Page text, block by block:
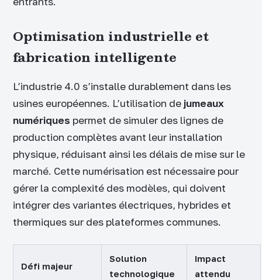
Optimisation industrielle et
fabrication intelligente
L’industrie 4.0 s’installe durablement dans les
usines européennes. L’utilisation de jumeaux
numériques permet de simuler des lignes de
production complètes avant leur installation
physique, réduisant ainsi les délais de mise sur le
marché. Cette numérisation est nécessaire pour
gérer la complexité des modèles, qui doivent
intégrer des variantes électriques, hybrides et
thermiques sur des plateformes communes.
Défi majeur
Solution
technologique
Impact
attendu